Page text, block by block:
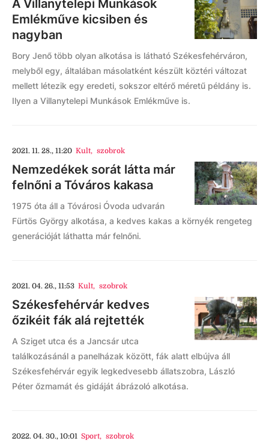
A Villanytelepi Munkások
Emlékműve kicsiben és
nagyban
Bory Jenő több olyan alkotása is látható Székesfehérváron,
melyből egy, általában másolatként készült köztéri változat
mellett létezik egy eredeti, sokszor eltérő méretű példány is.
Ilyen a Villanytelepi Munkások Emlékműve is.
2021. 11. 28., 11:20 Kult, szobrok
Nemzedékek sorát látta már
felnőni a Tóváros kakasa
1975 óta áll a Tóvárosi Óvoda udvarán
Fürtös György alkotása, a kedves kakas a környék rengeteg
generációját láthatta már felnőni.
2021. 04. 26., 11:53 Kult, szobrok
Székesfehérvár kedves
őzikéit fák alá rejtették
A Sziget utca és a Jancsár utca
találkozásánál a panelházak között, fák alatt elbújva áll
Székesfehérvár egyik legkedvesebb állatszobra, László
Péter őzmamát és gidáját ábrázoló alkotása.
2022. 04. 30., 10:01 Sport, szobrok